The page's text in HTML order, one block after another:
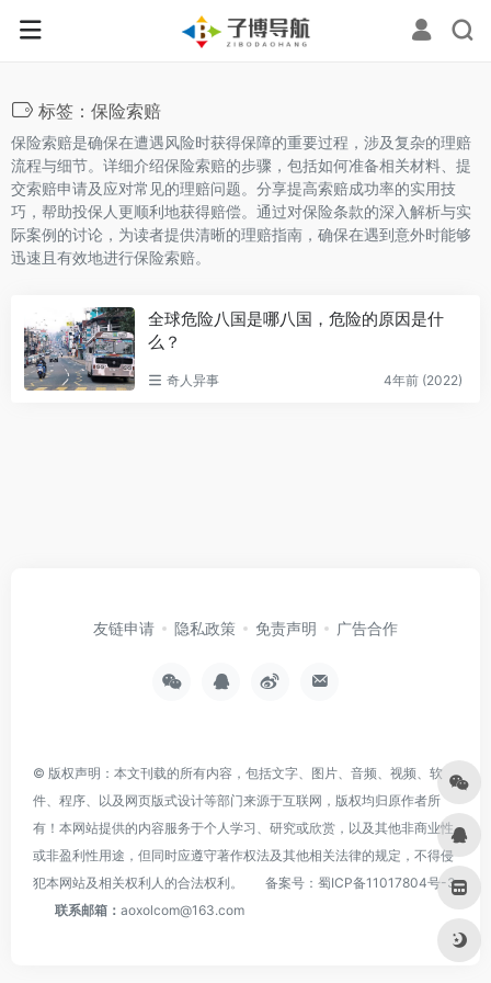
标签：保险索赔
保险索赔是确保在遭遇风险时获得保障的重要过程，涉及复杂的理赔
流程与细节。详细介绍保险索赔的步骤，包括如何准备相关材料、提
交索赔申请及应对常见的理赔问题。分享提高索赔成功率的实用技
巧，帮助投保人更顺利地获得赔偿。通过对保险条款的深入解析与实
际案例的讨论，为读者提供清晰的理赔指南，确保在遇到意外时能够
迅速且有效地进行保险索赔。
全球危险八国是哪八国，危险的原因是什
么？
奇人异事 4年前 (2022)
友链申请 隐私政策 免责声明 广告合作
© 版权声明：本文刊载的所有内容，包括文字、图片、音频、视频、软
件、程序、以及网页版式设计等部门来源于互联网，版权均归原作者所
有！本网站提供的内容服务于个人学习、研究或欣赏，以及其他非商业性
或非盈利性用途，但同时应遵守著作权法及其他相关法律的规定，不得侵
犯本网站及相关权利人的合法权利。
备案号： 蜀ICP备11017804号-3
联系邮箱： aoxolcom@163.com